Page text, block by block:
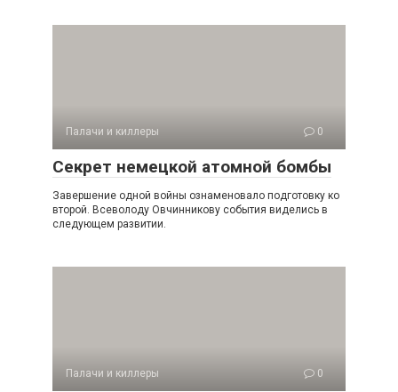
Палачи и киллеры 0
Секрет немецкой атомной бомбы
Завершение одной войны ознаменовало подготовку ко
второй. Всеволоду Овчинникову события виделись в
следующем развитии.
Палачи и киллеры 0